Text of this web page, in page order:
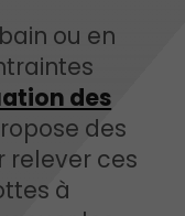
ou en
des
des
relever ces
à